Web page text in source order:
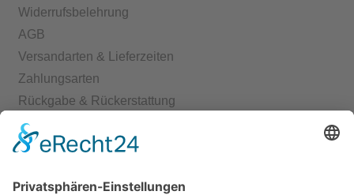
Widerrufsbelehrung
AGB
Versandarten & Lieferzeiten
Zahlungsarten
Rückgabe & Rückerstattung
Echtheit von Bewertungen
Kontakt